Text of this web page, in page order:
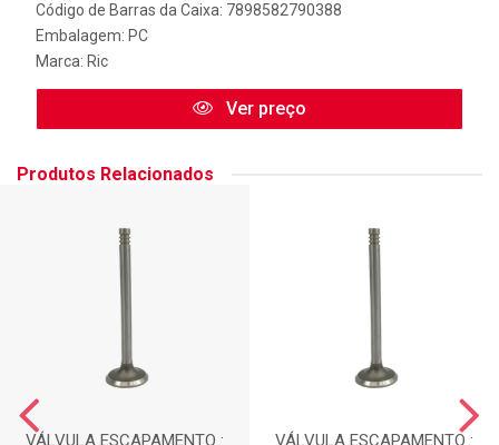
Código de Barras da Caixa: 7898582790388
Embalagem: PC
Marca: Ric
Ver preço
Produtos Relacionados
VÁLVULA ESCAPAMENTO :
VÁLVULA ESCAPAMENTO :